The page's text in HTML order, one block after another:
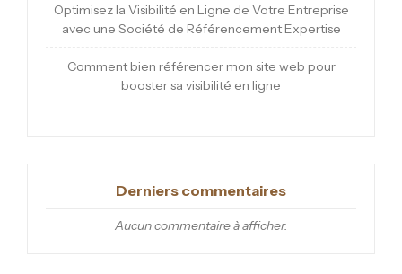
Optimisez la Visibilité en Ligne de Votre Entreprise
avec une Société de Référencement Expertise
Comment bien référencer mon site web pour
booster sa visibilité en ligne
Derniers commentaires
Aucun commentaire à afficher.